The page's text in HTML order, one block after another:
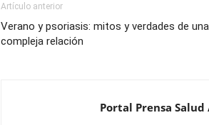
Artículo anterior
Verano y psoriasis: mitos y verdades de una
compleja relación
Portal Prensa